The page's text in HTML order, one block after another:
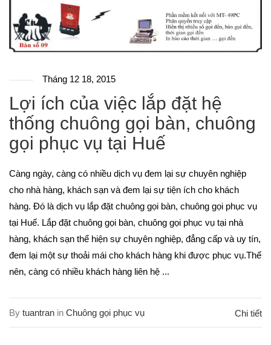
Tháng 12 18, 2015
Lợi ích của việc lắp đặt hệ
thống chuông gọi bàn, chuông
gọi phục vụ tại Huế
Càng ngày, càng có nhiều dịch vụ đem lại sự chuyên nghiệp
cho nhà hàng, khách sạn và đem lại sự tiện ích cho khách
hàng. Đó là dịch vụ lắp đặt chuông gọi bàn, chuông gọi phục vụ
tại Huế. Lắp đặt chuông gọi bàn, chuông gọi phục vụ tại nhà
hàng, khách sạn thể hiện sự chuyên nghiệp, đẳng cấp và uy tín,
đem lại một sự thoải mái cho khách hàng khi được phục vụ.Thế
nên, càng có nhiều khách hàng liên hệ ...
Chi tiết
By tuantran in Chuông gọi phục vụ